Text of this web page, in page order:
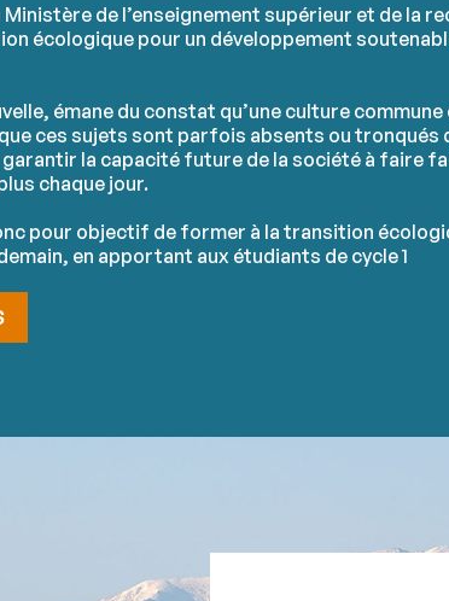
Ministère de l’enseignement supérieur et de la
écologique pour un développement
émane du constat qu’une culture
ces sujets sont parfois absents ou tronqués
la capacité future de la société à faire
chaque jour.
pour objectif de former à la transition
en apportant aux étudiants de cycle 1